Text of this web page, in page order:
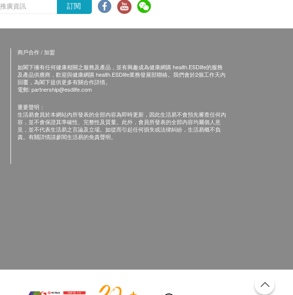
訂閱
商戶合作 / 加盟
如閣下擁有任何健康相關之服務及產品，並有興趣成為健康網購 health.ESDlife的服務
及產品供應商，歡迎與健康網購 health.ESDlife業務發展部聯絡。我們會於2個工作天內
回覆，為閣下提供更多有關合作詳情。
電郵: partnership@esdlife.com
重要聲明：
生活易會員於本網站內所發表的全部內容為即時更新，因此生活易不會預先審查任何內
容，並不會保證其準確性、完整性及質量。此外，會員所發表的全部內容均屬個人意
見，並不代表生活易之言論及立場。如從而引起任何損失或法律糾紛，生活易概不負
責。有關詳情請參閱生活易的免責聲明。